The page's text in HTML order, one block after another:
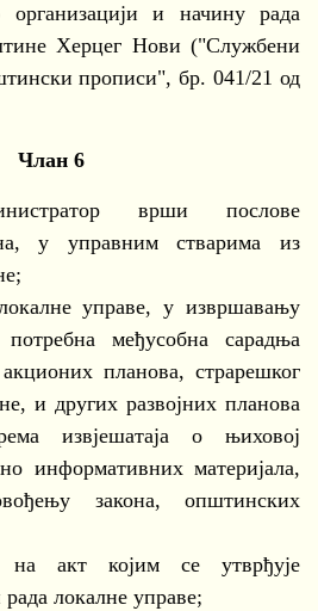
и начину рада
Херцег Нови ("Службени
прописи", бр. 041/21 од
Члан 6
врши послове
у управним стварима из
управе, у извршавању
међусобна сарадња
планова, страрешког
и других развојних планова
извјешатаја о њиховој
информативних материјала,
закона, општинских
акт којим се утврђује
локалне управе;